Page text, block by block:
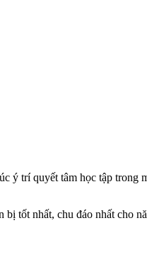
ý trí quyết tâm học tập trong
bị tốt nhất, chu đáo nhất cho